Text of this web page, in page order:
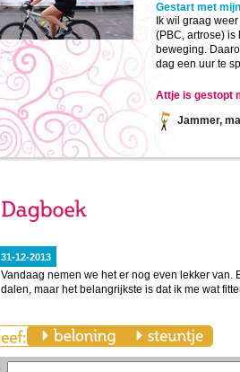
Gestart met
Ik wil graag
(PBC, artrose) is
beweging.
dag een uur te
Attje is gestopt
Jammer,
31-12-2013
Vandaag nemen we het er nog even lekker
dalen, maar het belangrijkste is dat ik me wat